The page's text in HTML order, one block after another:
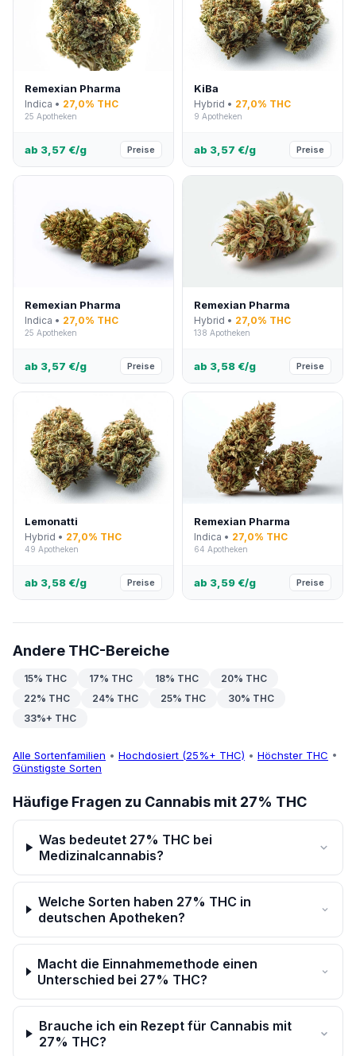
Remexian Pharma
Indica • 27,0% THC
25 Apotheken
ab 3,57 €/g Preise
KiBa
Hybrid • 27,0% THC
9 Apotheken
ab 3,57 €/g Preise
Remexian Pharma
Indica • 27,0% THC
25 Apotheken
ab 3,57 €/g Preise
Remexian Pharma
Hybrid • 27,0% THC
138 Apotheken
ab 3,58 €/g Preise
Lemonatti
Hybrid • 27,0% THC
49 Apotheken
ab 3,58 €/g Preise
Remexian Pharma
Indica • 27,0% THC
64 Apotheken
ab 3,59 €/g Preise
Andere THC-Bereiche
15% THC 17% THC 18% THC
20% THC
22% THC
24% THC 25% THC
30% THC
33%+ THC
Alle Sortenfamilien • Hochdosiert (25%+ THC) • Höchster THC •
Günstigste Sorten
Häufige Fragen zu Cannabis mit 27% THC
Was bedeutet 27% THC bei
Medizinalcannabis?
Welche Sorten haben 27% THC in
deutschen Apotheken?
Macht die Einnahmemethode einen
Unterschied bei 27% THC?
Brauche ich ein Rezept für Cannabis mit
27% THC?